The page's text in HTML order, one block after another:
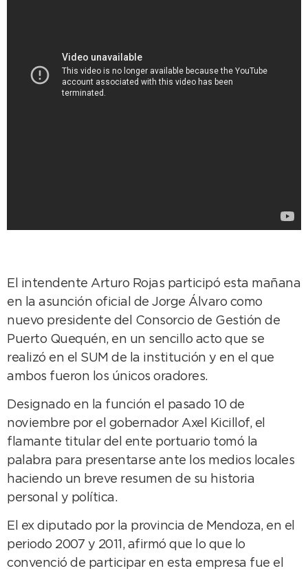
El intendente Arturo Rojas participó esta mañana
en la asunción oficial de Jorge Álvaro como
nuevo presidente del Consorcio de Gestión de
Puerto Quequén, en un sencillo acto que se
realizó en el SUM de la institución y en el que
ambos fueron los únicos oradores.
Designado en la función el pasado 10 de
noviembre por el gobernador Axel Kicillof, el
flamante titular del ente portuario tomó la
palabra para presentarse ante los medios locales
haciendo un breve resumen de su historia
personal y política.
El ex diputado por la provincia de Mendoza, en el
periodo 2007 y 2011, afirmó que lo que lo
convenció de participar en esta empresa fue el